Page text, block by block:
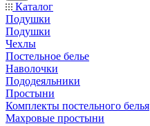
Каталог
Подушки
Подушки
Чехлы
Постельное белье
Наволочки
Пододеяльники
Простыни
Комплекты постельного белья
Махровые простыни